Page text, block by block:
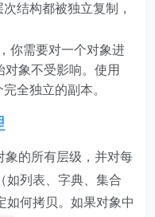
结构都被独立复制，
你需要对一个对象进
象不受影响。使用
全独立的副本。
象的所有层级，并对每
如列表、字典、集合
如何拷贝。如果对象中